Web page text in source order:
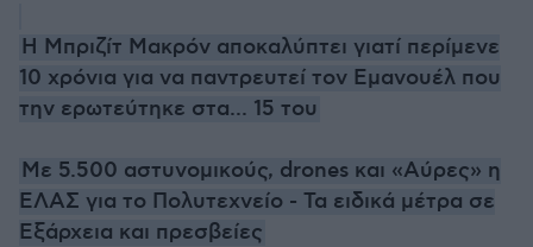
H Μπριζίτ Μακρόν αποκαλύπτει γιατί περίμενε
10 χρόνια για να παντρευτεί τον Εμανουέλ που
την ερωτεύτηκε στα... 15 του
Με 5.500 αστυνομικούς, drones και «Αύρες» η
ΕΛΑΣ για το Πολυτεχνείο - Τα ειδικά μέτρα σε
Εξάρχεια και πρεσβείες